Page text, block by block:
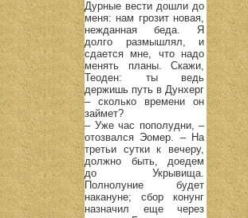
Дурные вести дошли до
меня: нам грозит новая,
нежданная беда. Я
долго размышлял, и
сдается мне, что надо
менять планы. Скажи,
Теоден: ты ведь
держишь путь в Дунхерг
– сколько времени он
займет?
– Уже час пополудни, –
отозвался Эомер. – На
третьи сутки к вечеру,
должно быть, доедем
до Укрывища.
Полнолуние будет
накануне; сбор конунг
назначил еще через